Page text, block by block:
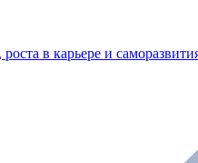
в карьере и